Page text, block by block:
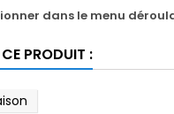
dans le menu
PRODUIT :